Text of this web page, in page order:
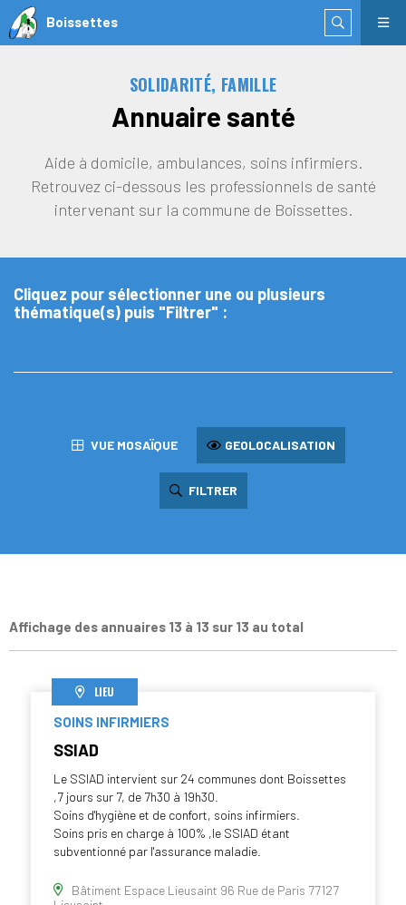
Boissettes
SOLIDARITÉ, FAMILLE
Annuaire santé
Aide à domicile, ambulances, soins infirmiers.
Retrouvez ci-dessous les professionnels de santé
intervenant sur la commune de Boissettes.
Cliquez pour sélectionner une ou plusieurs
thématique(s) puis "Filtrer" :
VUE MOSAÏQUE GEOLOCALISATION
FILTRER
Affichage des annuaires 13 à 13 sur 13 au total
LIEU
SOINS INFIRMIERS
SSIAD
Le SSIAD intervient sur 24 communes dont Boissettes
,7 jours sur 7, de 7h30 à 19h30.
Soins d'hygiène et de confort, soins infirmiers.
Soins pris en charge à 100% ,le SSIAD étant
subventionné par l'assurance maladie.
Bâtiment Espace Lieusaint 96 Rue de Paris 77127